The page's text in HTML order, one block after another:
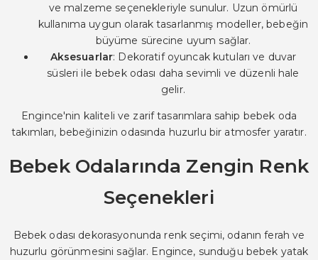
ve malzeme seçenekleriyle sunulur. Uzun ömürlü
kullanıma uygun olarak tasarlanmış modeller, bebeğin
büyüme sürecine uyum sağlar.
Aksesuarlar: Dekoratif oyuncak kutuları ve duvar
süsleri ile bebek odası daha sevimli ve düzenli hale
gelir.
Engince'nin kaliteli ve zarif tasarımlara sahip bebek oda
takımları, bebeğinizin odasında huzurlu bir atmosfer yaratır.
Bebek Odalarında Zengin Renk
Seçenekleri
Bebek odası dekorasyonunda renk seçimi, odanın ferah ve
huzurlu görünmesini sağlar. Engince, sunduğu bebek yatak